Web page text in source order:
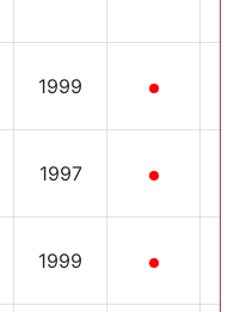
1999
1997
1999